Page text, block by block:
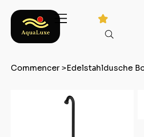
Commencer >Edelstahldusche